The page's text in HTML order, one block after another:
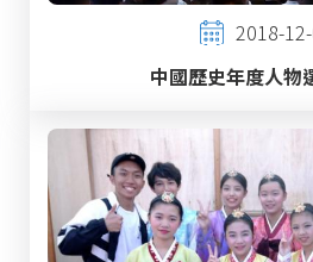
2018-
中國歷史年度人物